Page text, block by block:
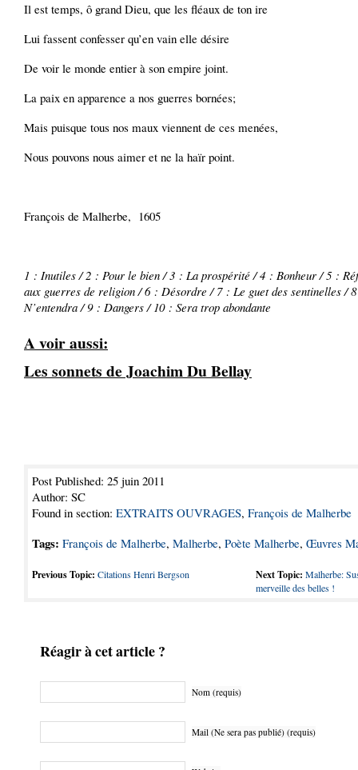
Il est temps, ô grand Dieu, que les fléaux de ton ire
Lui fassent confesser qu’en vain elle désire
De voir le monde entier à son empire joint.
La paix en apparence a nos guerres bornées;
Mais puisque tous nos maux viennent de ces menées,
Nous pouvons nous aimer et ne la haïr point.
François de Malherbe, 1605
1 : Inutiles / 2 : Pour le bien / 3 : La prospérité / 4 : Bonheur / 5 :
aux guerres de religion / 6 : Désordre / 7 : Le guet des sentinelles /
N’entendra / 9 : Dangers / 10 : Sera trop abondante
A voir aussi:
Les sonnets de Joachim Du Bellay
Post Published: 25 juin 2011
Author: SC
Found in section: EXTRAITS OUVRAGES, François de Malherbe
Tags: François de Malherbe, Malherbe, Poète Malherbe, Œuvres
Previous Topic: Citations Henri Bergson Next Topic: Malherbe:
merveille des belles !
Réagir à cet article ?
Nom (requis)
Mail (Ne sera pas publié) (requis)